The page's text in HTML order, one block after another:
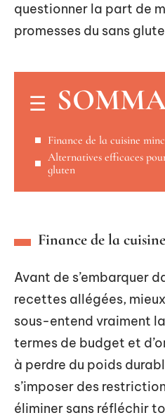
questionner la part de
promesses du sans
Finance de la cuisine
Alternatives efficaces
gluten
Finance de la
Avant de s’embarquer
recettes allégées,
sous-entend vraiment
termes de budget et
à perdre du poids
s’imposer des
éliminer sans réfléchir